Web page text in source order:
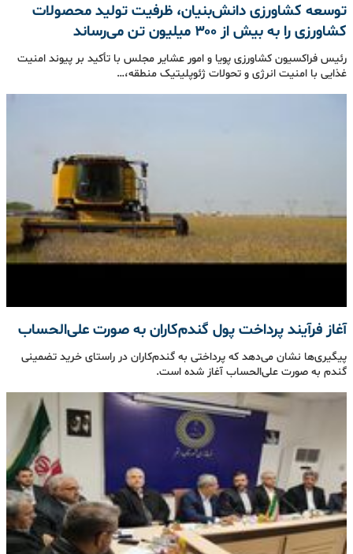
توسعه کشاورزی دانش‌بنیان، ظرفیت تولید محصولات
کشاورزی را به بیش از ۳۰۰ میلیون تن می‌رساند
رئیس فراکسیون کشاورزی پویا و امور عشایر مجلس با تأکید بر پیوند امنیت
غذایی با امنیت انرژی و تحولات ژئوپلیتیک منطقه،…
آغاز فرآیند پرداخت پول گندم‌کاران به صورت علی‌الحساب
پیگیری‌ها نشان می‌دهد که پرداختی به گندم‌کاران در راستای خرید تضمینی
گندم به صورت علی‌الحساب آغاز شده است.